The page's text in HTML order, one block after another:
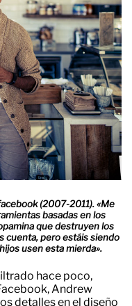
(2007-2011). «Me
basadas en los
que destruyen los
cuenta, pero estáis siendo
usen esta mierda».
hace poco,
Andrew
detalles en el diseño